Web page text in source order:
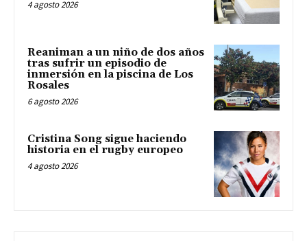
4 agosto 2026
Reaniman a un niño de dos años
tras sufrir un episodio de
inmersión en la piscina de Los
Rosales
6 agosto 2026
Cristina Song sigue haciendo
historia en el rugby europeo
4 agosto 2026